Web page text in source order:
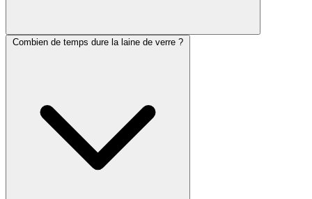
Combien de temps dure la laine de verre ?